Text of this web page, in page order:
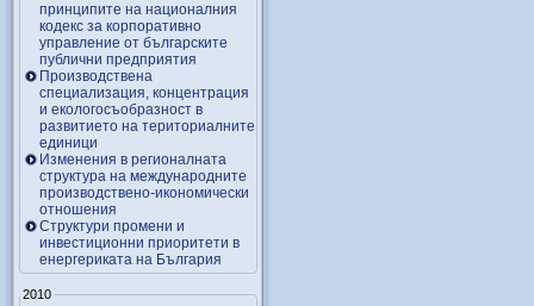
принципите на националния
кодекс за корпоративно
управление от българските
публични предприятия
Производствена
специализация, концентрация
и екологосъобразност в
развитието на териториалните
единици
Изменения в регионалната
структура на международните
производствено-икономически
отношения
Структури промени и
инвестиционни приоритети в
енергериката на България
2010